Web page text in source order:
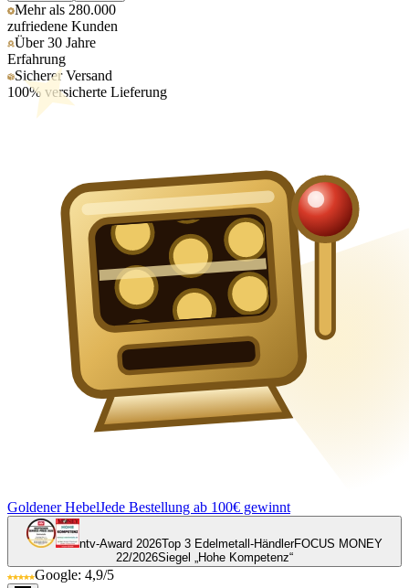
Mehr als 280.000
zufriedene Kunden
Über 30 Jahre
Erfahrung
Sicherer Versand
100% versicherte Lieferung
Goldener HebelJede Bestellung ab 100€ gewinnt
ntv-Award 2026Top 3 Edelmetall-HändlerFOCUS MONEY
22/2026Siegel „Hohe Kompetenz“
Google: 4,9/5